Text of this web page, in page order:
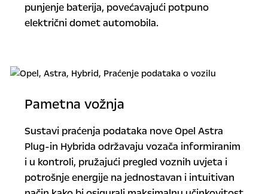
punjenje baterija, povećavajući potpuno
električni domet automobila.
Pametna vožnja
Sustavi praćenja podataka nove Opel Astra
Plug-in Hybrida održavaju vozača informiranim
i u kontroli, pružajući pregled voznih uvjeta i
potrošnje energije na jednostavan i intuitivan